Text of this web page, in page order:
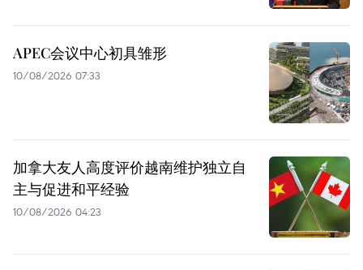
APEC会议中心初具雏形
10/08/2026 07:33
加拿大友人高度评价越南维护独立自
主与促进和平经验
10/08/2026 04:23